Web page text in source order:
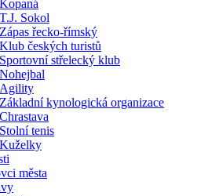
Kopaná
T.J. Sokol
Zápas řecko-římský
Klub českých turistů
Sportovní střelecký klub
Nohejbal
Agility
Základní kynologická organizace
Chrastava
Stolní tenis
Kuželky
města